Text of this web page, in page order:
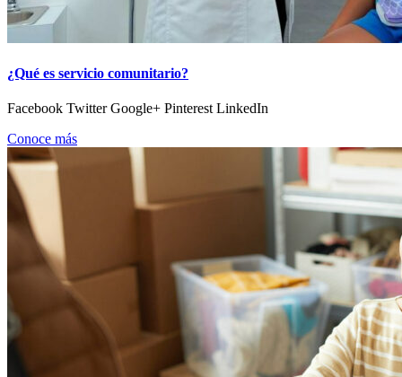
¿Qué es servicio comunitario?
Facebook Twitter Google+ Pinterest LinkedIn
Conoce más